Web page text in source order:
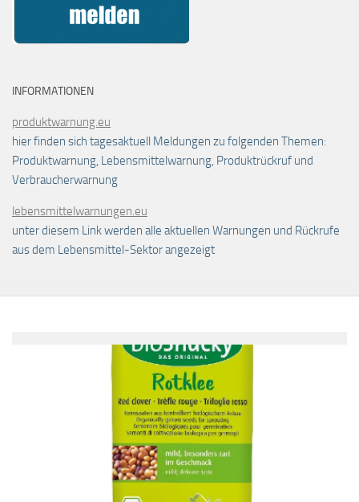
INFORMATIONEN
produktwarnung.eu
hier finden sich tagesaktuell Meldungen zu folgenden Themen:
Produktwarnung, Lebensmittelwarnung, Produktrückruf und
Verbraucherwarnung
lebensmittelwarnungen.eu
unter diesem Link werden alle aktuellen Warnungen und Rückrufe
aus dem Lebensmittel-Sektor angezeigt